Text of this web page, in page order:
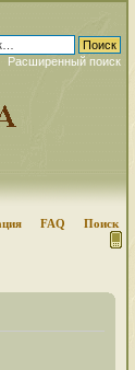
Расширенный поиск
FAQ Поиск